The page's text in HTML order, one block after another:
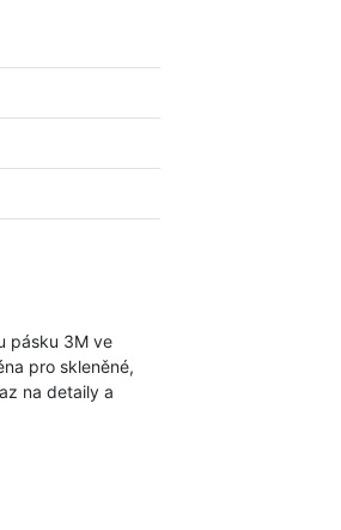
pásku 3M ve
pro skleněné,
na detaily a